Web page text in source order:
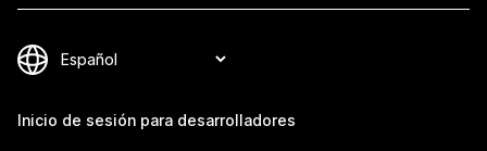
Inicio de sesión para desarrolladores